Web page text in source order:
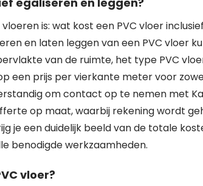
is: wat kost een PVC vloer
en laten leggen van een PVC vloer
van de ruimte, het type PVC
een prijs per vierkante meter voor
om contact op te nemen met
op maat, waarbij rekening wordt
je een duidelijk beeld van de totale
benodigde werkzaamheden.
vloer?